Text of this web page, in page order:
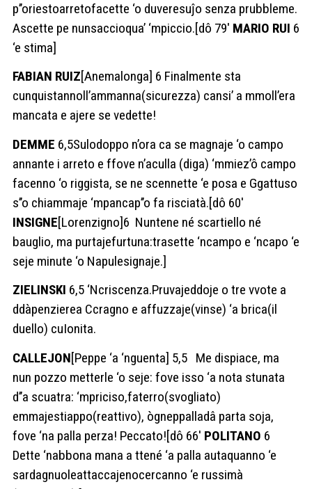
p’’oriestoarretofacette ‘o duveresuĵo senza prubbleme.
Ascette pe nunsaccioqua’ ‘mpiccio.[dô 79′ MARIO RUI 6
‘e stima]
FABIAN RUIZ[Anemalonga] 6 Finalmente sta
cunquistannoll’ammanna(sicurezza) cansi’ a mmoll’era
mancata e ajere se vedette!
DEMME 6,5Sulodoppo n’ora ca se magnaje ‘o campo
annante i arreto e ffove n’aculla (diga) ‘mmiez’ô campo
facenno ‘o riggista, se ne scennette ‘e posa e Ggattuso
s’’o chiammaje ‘mpancap’’o fa risciatà.[dô 60′
INSIGNE[Lorenzigno]6 Nuntene né scartiello né
bauglio, ma purtajefurtuna:trasette ‘ncampo e ‘ncapo ‘e
seje minute ‘o Napulesignaje.]
ZIELINSKI 6,5 ‘Ncriscenza.Pruvajeddoje o tre vvote a
ddàpenzierea Ccragno e affuzzaje(vinse) ‘a brica(il
duello) cuIonita.
CALLEJON[Peppe ‘a ‘nguenta] 5,5 Me dispiace, ma
nun pozzo metterle ‘o seje: fove isso ‘a nota stunata
d’’a scuatra: ‘mpriciso,faterro(svogliato)
emmajestiappo(reattivo), ògneppalladâ parta soja,
fove ‘na palla perza! Peccato![dô 66′ POLITANO 6
Dette ‘nabbona mana a ttené ‘a palla autaquanno ‘e
sardagnuoleattaccajenocercanno ‘e russimà